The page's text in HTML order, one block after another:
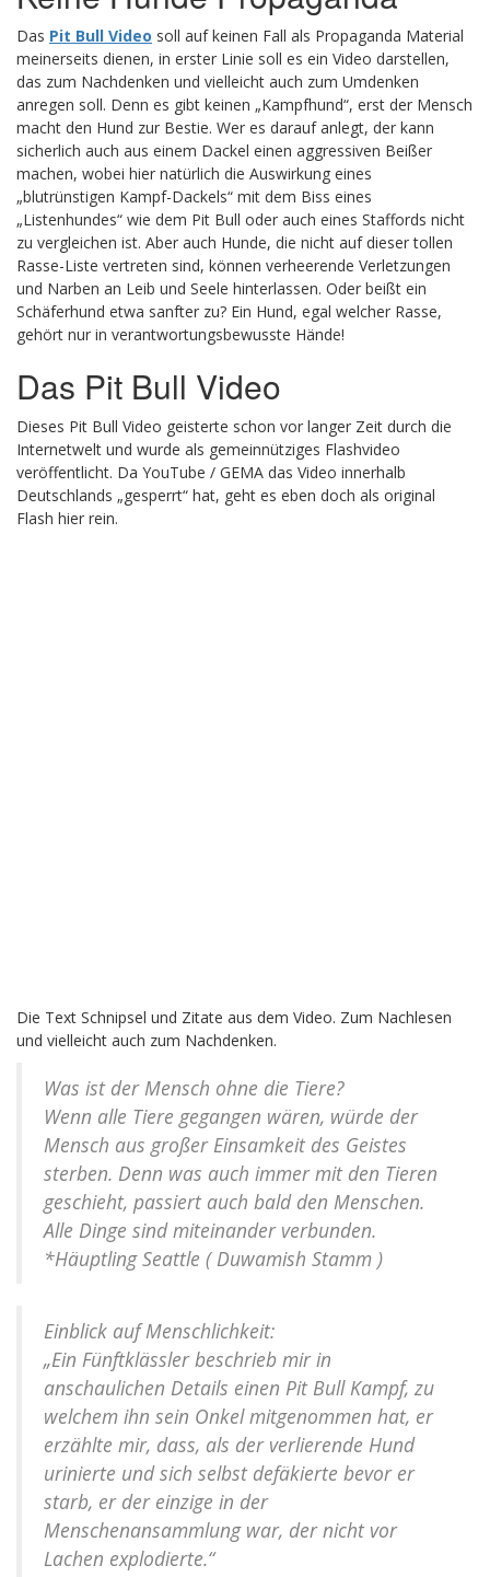
Das Pit Bull Video soll auf keinen Fall als Propaganda Material
meinerseits dienen, in erster Linie soll es ein Video darstellen,
das zum Nachdenken und vielleicht auch zum Umdenken
anregen soll. Denn es gibt keinen „Kampfhund“, erst der Mensch
macht den Hund zur Bestie. Wer es darauf anlegt, der kann
sicherlich auch aus einem Dackel einen aggressiven Beißer
machen, wobei hier natürlich die Auswirkung eines
„blutrünstigen Kampf-Dackels“ mit dem Biss eines
„Listenhundes“ wie dem Pit Bull oder auch eines Staffords nicht
zu vergleichen ist. Aber auch Hunde, die nicht auf dieser tollen
Rasse-Liste vertreten sind, können verheerende Verletzungen
und Narben an Leib und Seele hinterlassen. Oder beißt ein
Schäferhund etwa sanfter zu? Ein Hund, egal welcher Rasse,
gehört nur in verantwortungsbewusste Hände!
Das Pit Bull Video
Dieses Pit Bull Video geisterte schon vor langer Zeit durch die
Internetwelt und wurde als gemeinnütziges Flashvideo
veröffentlicht. Da YouTube / GEMA das Video innerhalb
Deutschlands „gesperrt“ hat, geht es eben doch als original
Flash hier rein.
Die Text Schnipsel und Zitate aus dem Video. Zum Nachlesen
und vielleicht auch zum Nachdenken.
Was ist der Mensch ohne die Tiere?
Wenn alle Tiere gegangen wären, würde der
Mensch aus großer Einsamkeit des Geistes
sterben. Denn was auch immer mit den Tieren
geschieht, passiert auch bald den Menschen.
Alle Dinge sind miteinander verbunden.
*Häuptling Seattle ( Duwamish Stamm )
Einblick auf Menschlichkeit:
„Ein Fünftklässler beschrieb mir in
anschaulichen Details einen Pit Bull Kampf, zu
welchem ihn sein Onkel mitgenommen hat, er
erzählte mir, dass, als der verlierende Hund
urinierte und sich selbst defäkierte bevor er
starb, er der einzige in der
Menschenansammlung war, der nicht vor
Lachen explodierte.“